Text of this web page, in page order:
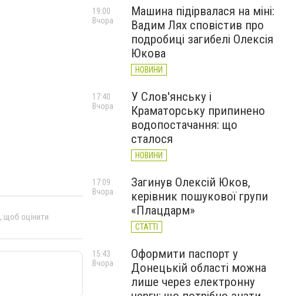
, щоб оцінити
Машина підірвалася на міні:
Вадим Лях сповістив про
подробиці загибелі Олексія
Юкова
НОВИНИ
19:00
Вчора
У Слов'янську і
Краматорську припинено
водопостачання: що
сталося
НОВИНИ
17:40
Вчора
Загинув Олексій Юков,
керівник пошукової групи
«Плацдарм»
СТАТТІ
17:09
Вчора
Оформити паспорт у
Донецькій області можна
лише через електронну
15:43
Вчора